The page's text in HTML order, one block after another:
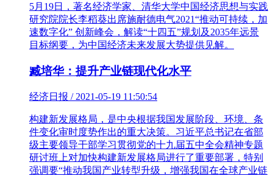
5月19日，著名经济学家、清华大学中国经济思想与实践
研究院院长李稻葵出席施耐德电气2021“推动可持续，加
速数字化” 创新峰会，解读“十四五”规划及2035年远景
目标纲要，为中国经济未来发展大势提供见解。
臧培华：提升产业链现代化水平
经济日报 / 2021-05-19 11:50:54
构建新发展格局，是中央根据我国发展阶段、环境、条
件变化审时度势作出的重大决策。习近平总书记在省部
级主要领导干部学习贯彻党的十九届五中全会精神专题
研讨班上对加快构建新发展格局进行了重要部署，特别
强调要“推动我国产业转型升级，增强我国在全球产业链